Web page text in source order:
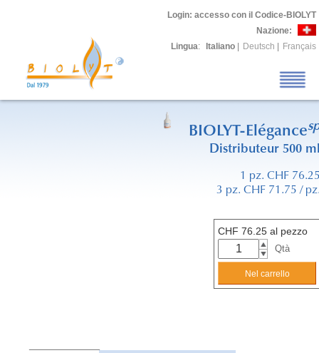
Login: accesso con il Codice-BIOLYT
Nazione:
Lingua: Italiano Deutsch Français
BIOLYT-Elégance
Distributeur 500
1 pz. CHF
3 pz. CHF 71.75 /
CHF 76.25 al pezzo
Qtà